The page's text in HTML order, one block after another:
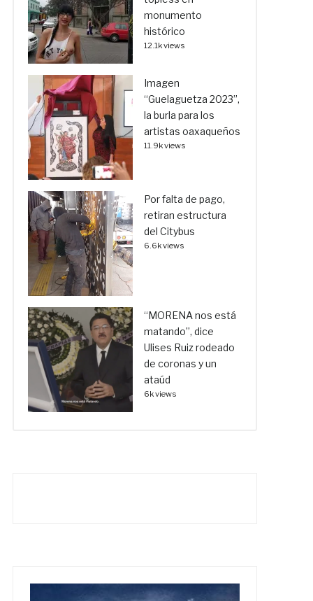
monumento
histórico
12.1k views
Imagen
“Guelaguetza 2023”,
la burla para los
artistas oaxaqueños
11.9k views
Por falta de pago,
retiran estructura
del Citybus
6.6k views
“MORENA nos está
matando”, dice
Ulises Ruiz rodeado
de coronas y un
ataúd
6k views